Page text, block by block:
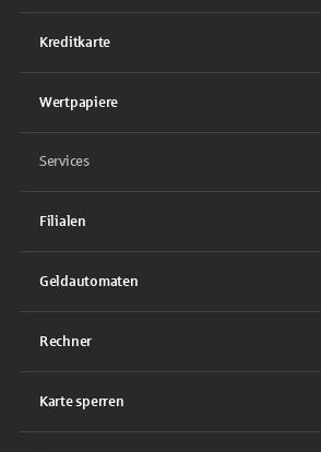
Kreditkarte
Wertpapiere
Services
Filialen
Geldautomaten
Rechner
Karte sperren